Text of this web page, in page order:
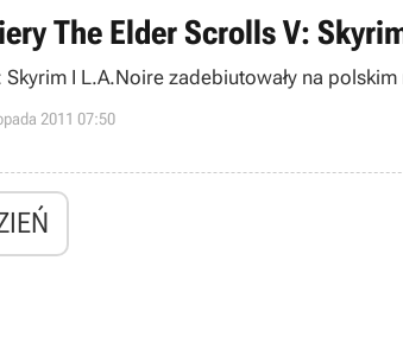
The Elder Scrolls V:
I L.A.Noire zadebiutowały na polskim
2011 07:50